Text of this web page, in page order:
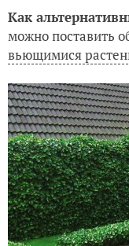
Как
можно поставить
вьющимися